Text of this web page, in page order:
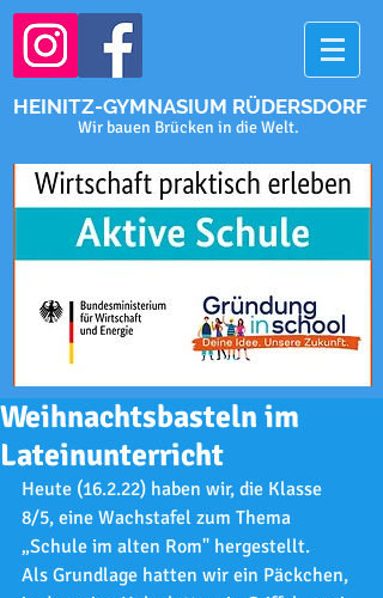
HEINITZ-GYMNASIUM RÜDERSDORF
Wir bauen Brücken in die Welt.
Weihnachtsbasteln im
Lateinunterricht
Heute (16.2.22) haben wir, die Klasse
8/5, eine Wachstafel zum Thema
„Schule im alten Rom" hergestellt.
Als Grundlage hatten wir ein Päckchen,